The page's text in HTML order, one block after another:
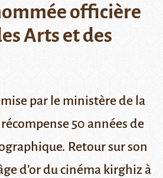
officière
Arts et des
par le ministère de la
50 années de
Retour sur son
d’or du cinéma kirghiz à